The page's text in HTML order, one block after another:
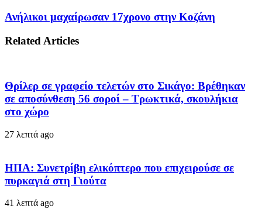
Ανήλικοι μαχαίρωσαν 17χρονο στην Κοζάνη
Related Articles
Θρίλερ σε γραφείο τελετών στο Σικάγο: Βρέθηκαν
σε αποσύνθεση 56 σοροί – Τρωκτικά, σκουλήκια
στο χώρο
27 λεπτά ago
ΗΠΑ: Συνετρίβη ελικόπτερο που επιχειρούσε σε
πυρκαγιά στη Γιούτα
41 λεπτά ago